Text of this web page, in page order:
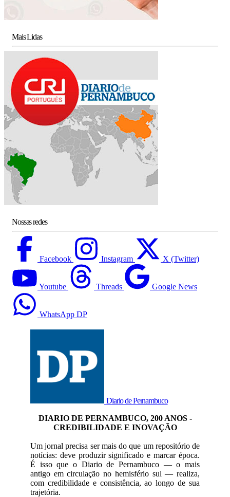
Mais Lidas
Nossas redes
Facebook Instagram X (Twitter)
Youtube Threads Google News
WhatsApp DP
Diario de Pernambuco
DIARIO DE PERNAMBUCO, 200 ANOS -
CREDIBILIDADE E INOVAÇÃO
Um jornal precisa ser mais do que um repositório de
notícias: deve produzir significado e marcar época.
É isso que o Diario de Pernambuco — o mais
antigo em circulação no hemisfério sul — realiza,
com credibilidade e consistência, ao longo de sua
trajetória.